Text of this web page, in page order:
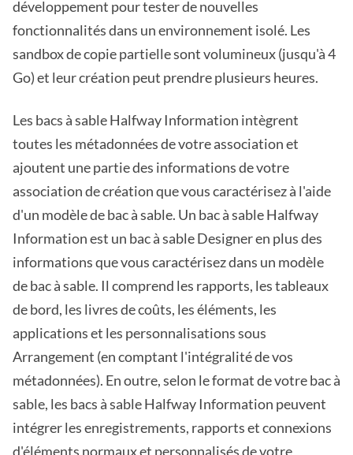
développement pour tester de nouvelles
fonctionnalités dans un environnement isolé. Les
sandbox de copie partielle sont volumineux (jusqu'à 4
Go) et leur création peut prendre plusieurs heures.
Les bacs à sable Halfway Information intègrent
toutes les métadonnées de votre association et
ajoutent une partie des informations de votre
association de création que vous caractérisez à l'aide
d'un modèle de bac à sable. Un bac à sable Halfway
Information est un bac à sable Designer en plus des
informations que vous caractérisez dans un modèle
de bac à sable. Il comprend les rapports, les tableaux
de bord, les livres de coûts, les éléments, les
applications et les personnalisations sous
Arrangement (en comptant l'intégralité de vos
métadonnées). En outre, selon le format de votre bac à
sable, les bacs à sable Halfway Information peuvent
intégrer les enregistrements, rapports et connexions
d'éléments normaux et personnalisés de votre